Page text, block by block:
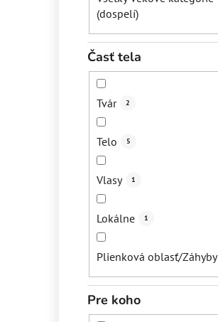
(dospelí)
Časť tela
Tvár 2
Telo 5
Vlasy 1
Lokálne 1
Plienková oblasť/Záhyby
Pre koho